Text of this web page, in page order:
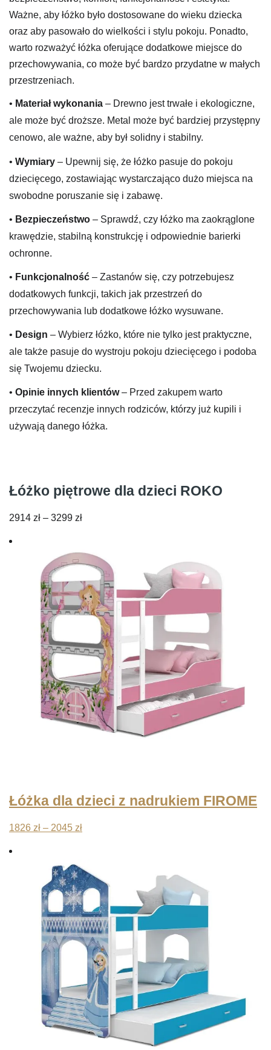
Ważne, aby łóżko było dostosowane do wieku dziecka
oraz aby pasowało do wielkości i stylu pokoju. Ponadto,
warto rozważyć łóżka oferujące dodatkowe miejsce do
przechowywania, co może być bardzo przydatne w małych
przestrzeniach.
• Materiał wykonania – Drewno jest trwałe i ekologiczne,
ale może być droższe. Metal może być bardziej przystępny
cenowo, ale ważne, aby był solidny i stabilny.
• Wymiary – Upewnij się, że łóżko pasuje do pokoju
dziecięcego, zostawiając wystarczająco dużo miejsca na
swobodne poruszanie się i zabawę.
• Bezpieczeństwo – Sprawdź, czy łóżko ma zaokrąglone
krawędzie, stabilną konstrukcję i odpowiednie barierki
ochronne.
• Funkcjonalność – Zastanów się, czy potrzebujesz
dodatkowych funkcji, takich jak przestrzeń do
przechowywania lub dodatkowe łóżko wysuwane.
• Design – Wybierz łóżko, które nie tylko jest praktyczne,
ale także pasuje do wystroju pokoju dziecięcego i podoba
się Twojemu dziecku.
• Opinie innych klientów– Przed zakupem warto
przeczytać recenzje innych rodziców, którzy już kupili i
używają danego łóżka.
Łóżko piętrowe dla dzieci ROKO
2914 zł – 3299 złZakres
2914 zł
do
3299 zł
Łóżka dla dzieci z nadrukiem FIROME
1826 zł – 2045 złZakres
1826 zł
do
2045 zł